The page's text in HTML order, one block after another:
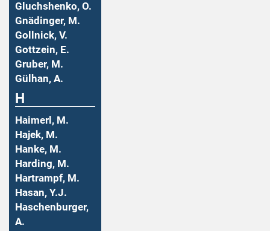
Gluchshenko, O.
Gnädinger, M.
Gollnick, V.
Gottzein, E.
Gruber, M.
Gülhan, A.
H
Haimerl, M.
Hajek, M.
Hanke, M.
Harding, M.
Hartrampf, M.
Hasan, Y.J.
Haschenburger,
A.